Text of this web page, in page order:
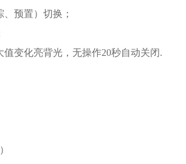
预置）切换；
变化亮背光，无操作20秒自动关闭.